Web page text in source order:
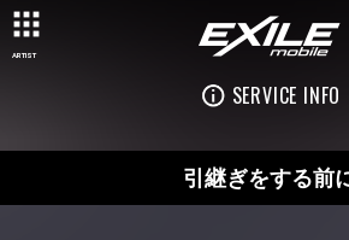
ARTIST
SERVICE INFO
引継ぎをする前